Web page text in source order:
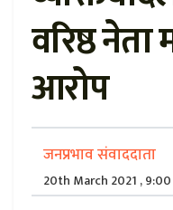
वरिष्ठ
आरोप
जनप्रभाव संवाददाता
20th March 2021 , 9:00